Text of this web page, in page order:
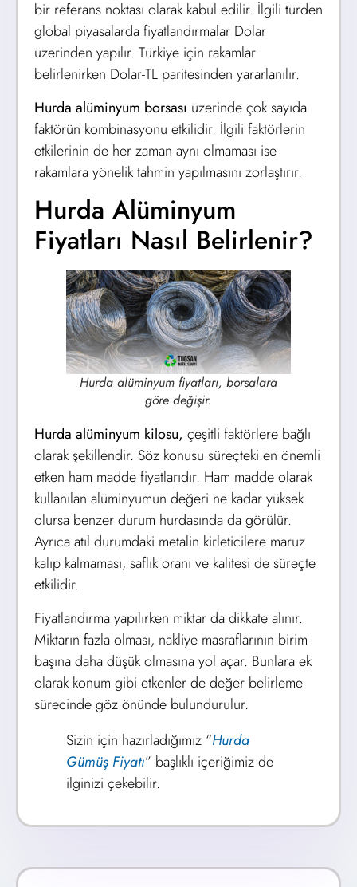
bir referans noktası olarak kabul edilir. İlgili türden
global piyasalarda fiyatlandırmalar Dolar
üzerinden yapılır. Türkiye için rakamlar
belirlenirken Dolar-TL paritesinden yararlanılır.
Hurda alüminyum borsası üzerinde çok sayıda
faktörün kombinasyonu etkilidir. İlgili faktörlerin
etkilerinin de her zaman aynı olmaması ise
rakamlara yönelik tahmin yapılmasını zorlaştırır.
Hurda Alüminyum
Fiyatları Nasıl Belirlenir?
Hurda alüminyum fiyatları, borsalara
göre değişir.
Hurda alüminyum kilosu, çeşitli faktörlere bağlı
olarak şekillendir. Söz konusu süreçteki en önemli
etken ham madde fiyatlarıdır. Ham madde olarak
kullanılan alüminyumun değeri ne kadar yüksek
olursa benzer durum hurdasında da görülür.
Ayrıca atıl durumdaki metalin kirleticilere maruz
kalıp kalmaması, saflık oranı ve kalitesi de süreçte
etkilidir.
Fiyatlandırma yapılırken miktar da dikkate alınır.
Miktarın fazla olması, nakliye masraflarının birim
başına daha düşük olmasına yol açar. Bunlara ek
olarak konum gibi etkenler de değer belirleme
sürecinde göz önünde bulundurulur.
Sizin için hazırladığımız “Hurda
Gümüş Fiyatı” başlıklı içeriğimiz de
ilginizi çekebilir.